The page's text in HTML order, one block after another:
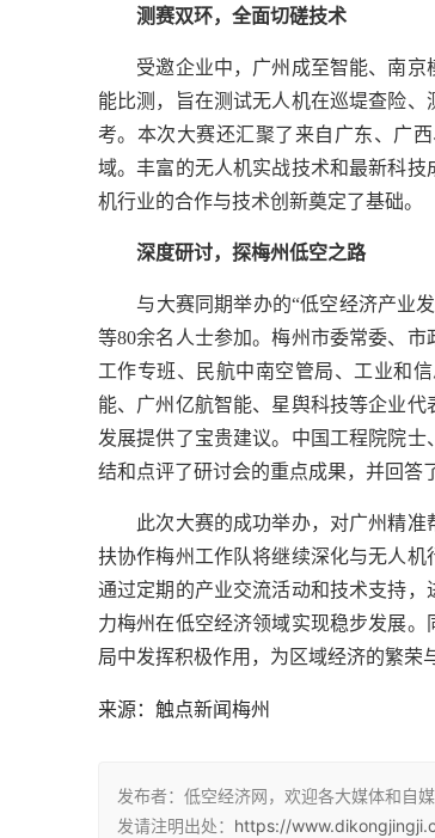
测赛双环，全面切磋技术
受邀企业中，广州成至智能、南京
能比测，旨在测试无人机在巡堤查险
考。本次大赛还汇聚了来自广东、广
域。丰富的无人机实战技术和最新科
机行业的合作与技术创新奠定了基础。
深度研讨，探梅州低空之路
与大赛同期举办的“低空经济产业发
等80余名人士参加。梅州市委常委、
工作专班、民航中南空管局、工业和
能、广州亿航智能、星舆科技等企业
发展提供了宝贵建议。中国工程院院
结和点评了研讨会的重点成果，并回答
此次大赛的成功举办，对广州精准
扶协作梅州工作队将继续深化与无人机
通过定期的产业交流活动和技术支持
力梅州在低空经济领域实现稳步发展
局中发挥积极作用，为区域经济的繁荣
来源：触点新闻梅州
发布者：低空经济网，欢迎各大媒体和自
发请注明出处： https://